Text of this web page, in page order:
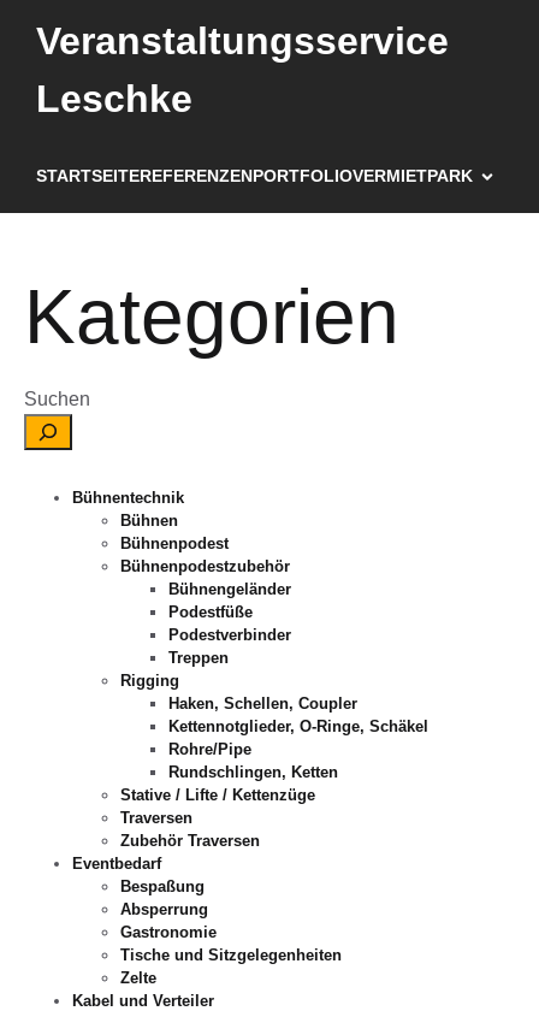
Veranstaltungsservice
Leschke
STARTSEITEREFERENZENPORTFOLIOVERMIETPARK
Kategorien
Suchen
Bühnentechnik
Bühnen
Bühnenpodest
Bühnenpodestzubehör
Bühnengeländer
Podestfüße
Podestverbinder
Treppen
Rigging
Haken, Schellen, Coupler
Kettennotglieder, O-Ringe, Schäkel
Rohre/Pipe
Rundschlingen, Ketten
Stative / Lifte / Kettenzüge
Traversen
Zubehör Traversen
Eventbedarf
Bespaßung
Absperrung
Gastronomie
Tische und Sitzgelegenheiten
Zelte
Kabel und Verteiler